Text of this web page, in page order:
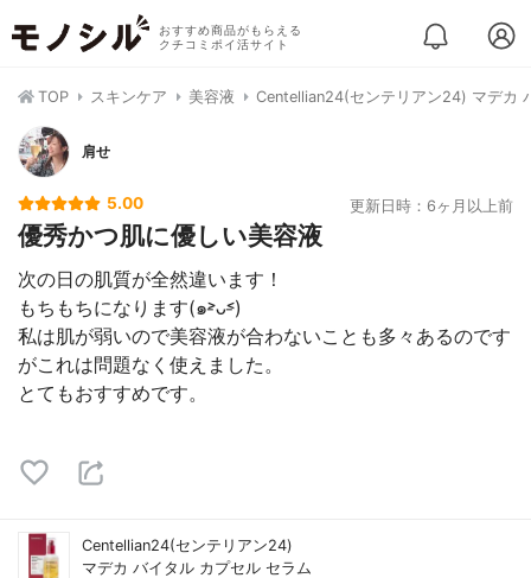
おすすめ商品がもらえる
クチコミポイ活サイト
TOP スキンケア 美容液 Centellian24(センテリアン24) マデカ
肩せ
5.00 更新日時：6ヶ月以上前
優秀かつ肌に優しい美容液
次の日の肌質が全然違います！
もちもちになります(๑˃̵ᴗ˂̵)
私は肌が弱いので美容液が合わないことも多々あるのです
がこれは問題なく使えました。
とてもおすすめです。
Centellian24(センテリアン24)
マデカ バイタル カプセル セラム